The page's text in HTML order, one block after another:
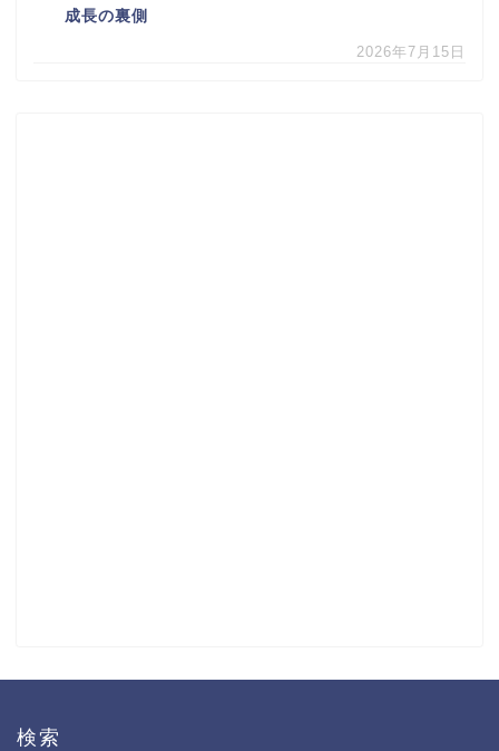
成長の裏側
2026年7月15日
検索